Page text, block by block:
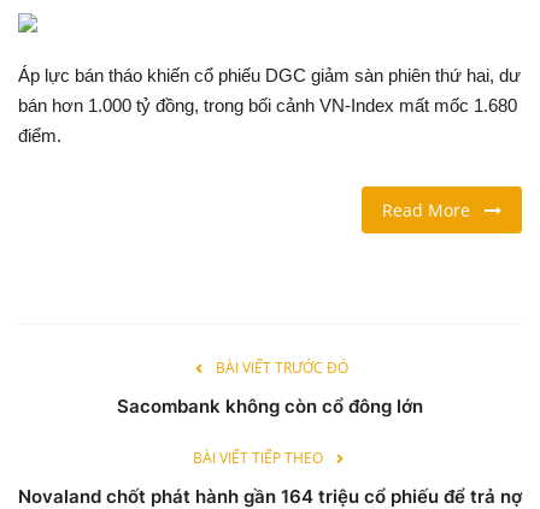
CÔNG NGHỆ
Vietnamese
Áp lực bán tháo khiến cổ phiếu DGC giảm sàn phiên thứ hai, dư
bán hơn 1.000 tỷ đồng, trong bối cảnh VN-Index mất mốc 1.680
điểm.
Read More
BÀI VIẾT TRƯỚC ĐÓ
Sacombank không còn cổ đông lớn
BÀI VIẾT TIẾP THEO
Novaland chốt phát hành gần 164 triệu cổ phiếu để trả nợ